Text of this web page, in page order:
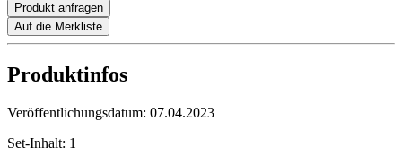
Produkt anfragen
Auf die Merkliste
Produktinfos
Veröffentlichungsdatum: 07.04.2023
Set-Inhalt: 1